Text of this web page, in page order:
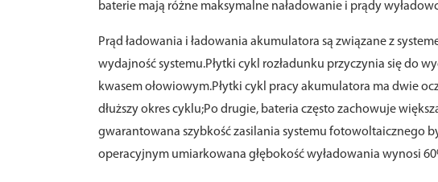
baterie mają różne maksymalne naładowanie i prądy
Prąd ładowania i ładowania akumulatora są związane z
wydajność systemu.Płytki cykl rozładunku przyczynia się do
kwasem ołowiowym.Płytki cykl pracy akumulatora ma dwie
dłuższy okres cyklu;Po drugie, bateria często zachowuje
gwarantowana szybkość zasilania systemu fotowoltaicznego
operacyjnym umiarkowana głębokość wyładowania wynosi